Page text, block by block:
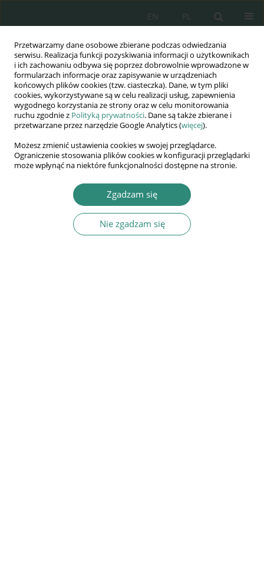
Przetwarzamy dane osobowe zbierane podczas odwiedzania
serwisu. Realizacja funkcji pozyskiwania informacji o użytkownikach
i ich zachowaniu odbywa się poprzez dobrowolnie wprowadzone w
formularzach informacje oraz zapisywanie w urządzeniach
końcowych plików cookies (tzw. ciasteczka). Dane, w tym pliki
cookies, wykorzystywane są w celu realizacji usług, zapewnienia
wygodnego korzystania ze strony oraz w celu monitorowania
ruchu zgodnie z Polityką prywatności. Dane są także zbierane i
przetwarzane przez narzędzie Google Analytics (więcej).
Możesz zmienić ustawienia cookies w swojej przeglądarce.
Ograniczenie stosowania plików cookies w konfiguracji przeglądarki
może wpłynąć na niektóre funkcjonalności dostępne na stronie.
Zgadzam się
Nie zgadzam się
PL
EN
Wydawnictwo
AWSGE
Akademia Nauk Stosowanych
WSGE
im. Alcide De Gasperi
Igor Grygus
Sanitary requirements for training young people